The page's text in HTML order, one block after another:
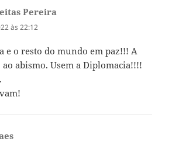
Pereira
às 22:12
e o resto do mundo em paz!!! A
abismo. Usem a Diplomacia!!!!